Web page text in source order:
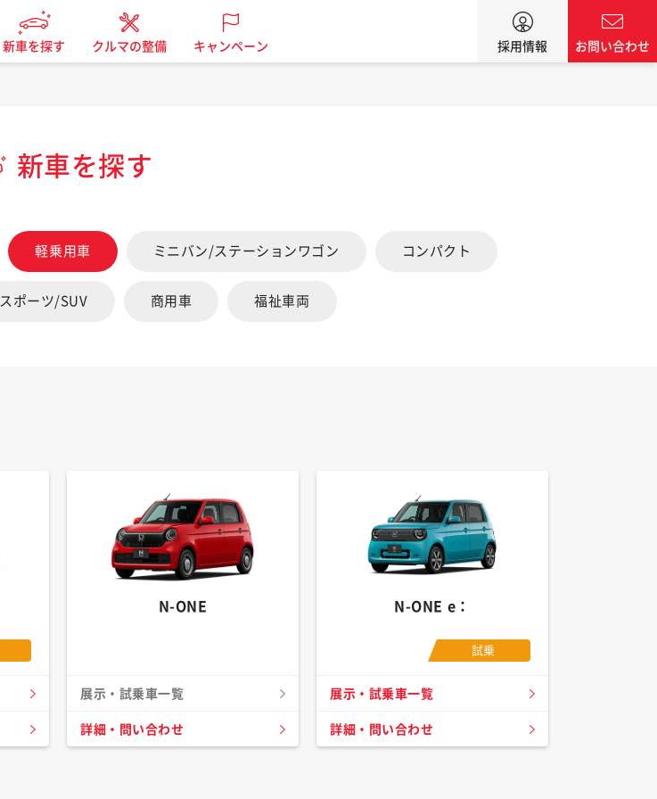
新車を探す クルマの整備 キャンペーン 採用情報 お問い合わせ
新車を探す
軽乗用車 ミニバン/ステーションワゴン コンパクト
スポーツ/SUV 商用車 福祉車両
N-ONE
展示・試乗車一覧
詳細・問い合わせ
N-ONE e：
試乗
展示・試乗車一覧
詳細・問い合わせ